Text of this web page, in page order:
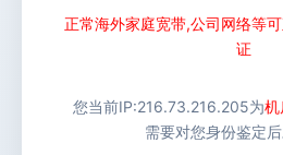
正常海外家庭宽带,公司网络等
证
您当前IP:216.73.216.205为机
需要对您身份鉴定